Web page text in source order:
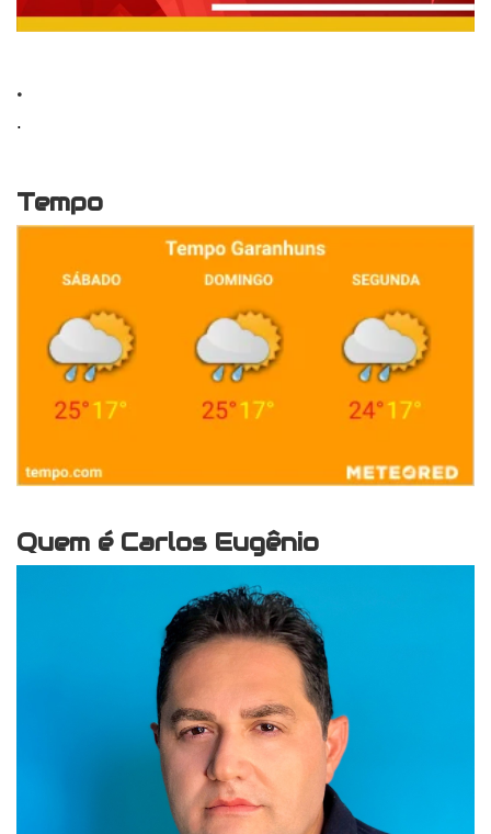
.
.
Tempo
Quem é Carlos Eugênio